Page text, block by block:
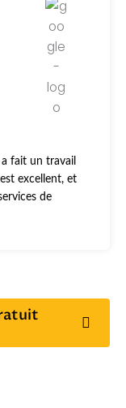
fait un travail
excellent, et
de